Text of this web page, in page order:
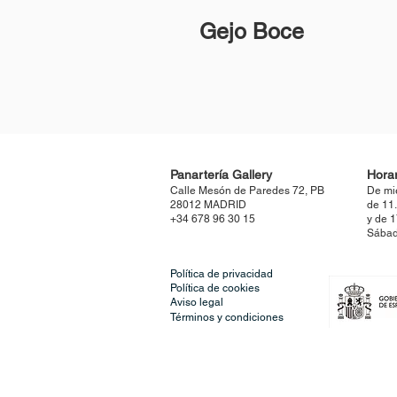
Gejo Boce
Panartería Gallery
Calle Mesón de Paredes 72, PB
28012 MADRID
+34 678 96 30 15
De
de
y de
Política de privacidad
Política de cookies
Aviso legal
Términos y condiciones